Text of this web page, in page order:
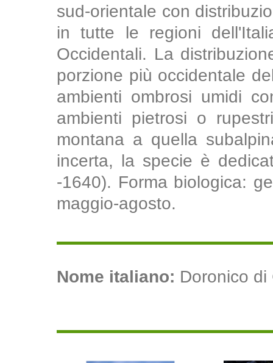
sud-orientale con
in tutte le regioni
Occidentali. La
porzione più occidentale
ambienti ombrosi umidi
ambienti pietrosi o
montana a quella
incerta, la specie è
-1640). Forma biologica:
maggio-agosto.
Nome italiano: Doronico